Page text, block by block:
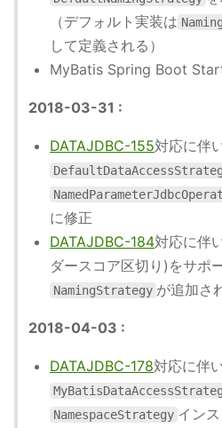
（デフォルト実装は
して定義される）
MyBatis Spring Boot
2018-03-31 :
DATAJDBC-155対応に伴
に修正
DATAJDBC-184対応に伴
ダースコア区切り)をサポ
NamingStrategy が追加さ
2018-04-03 :
DATAJDBC-178対応に伴い
NamespaceStrategy イン